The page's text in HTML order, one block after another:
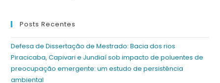
Posts Recentes
Defesa de Dissertação de Mestrado: Bacia dos rios
Piracicaba, Capivari e Jundiaí sob impacto de poluentes de
preocupação emergente: um estudo de persistência
ambiental